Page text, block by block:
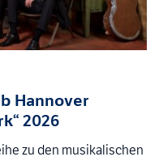
Hannover
2026
zu den musikalischen